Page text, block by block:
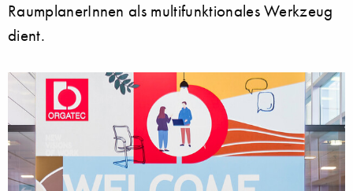
RaumplanerInnen als multifunktionales Werkzeug
dient.